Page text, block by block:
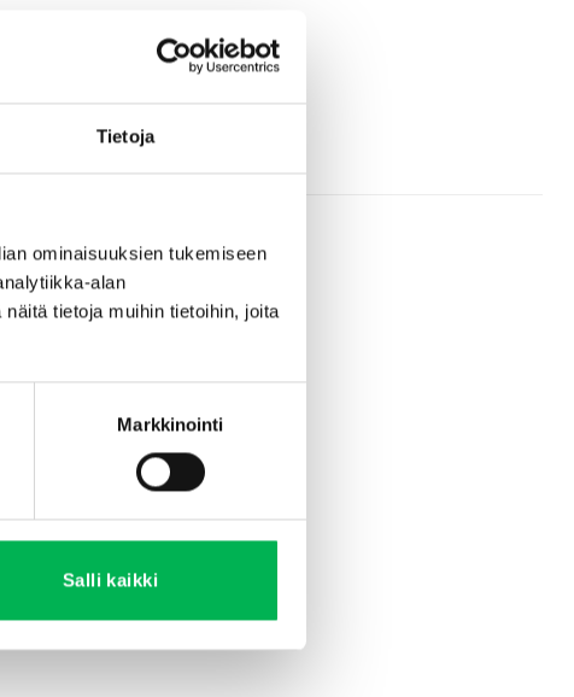
Tietoja
ominaisuuksien tukemiseen
alan
tietoja muihin tietoihin, joita
Markkinointi
Salli kaikki